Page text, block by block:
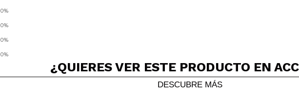
0%
0%
0%
0%
Compartir un vídeo o una foto
Tu vídeo podría ser el primero. Imagínatelo...
¿QUIERES VER ESTE PRODUCTO EN
DESCUBRE MÁS